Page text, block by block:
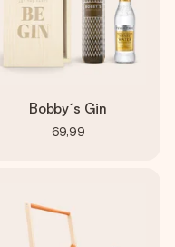
Bobby´s Gin
69,99